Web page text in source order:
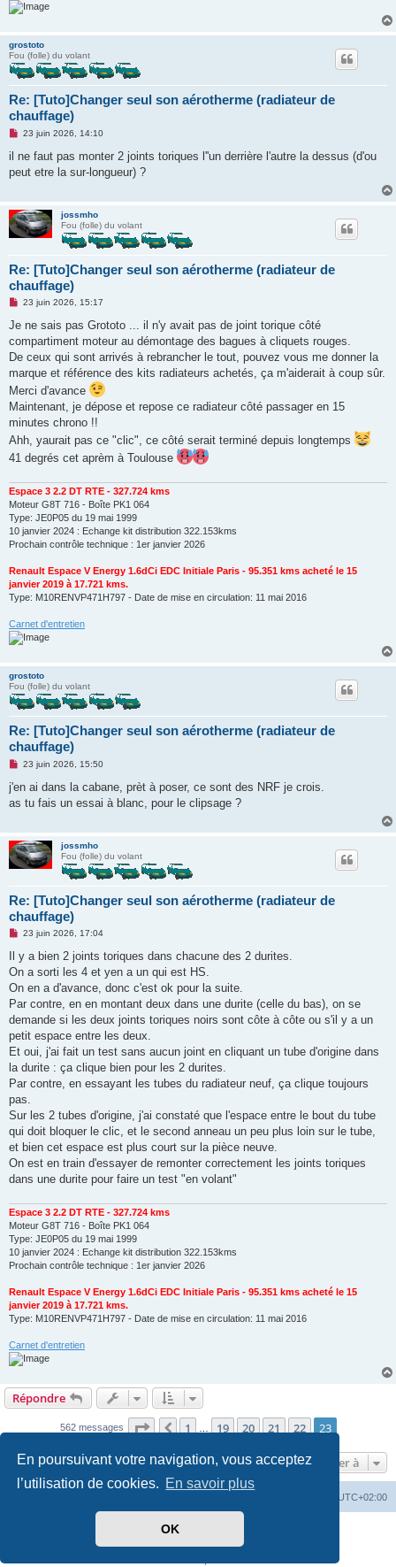
En poursuivant votre navigation, vous acceptez
l’utilisation de cookies. En savoir plus
OK
grostoto
Fou (folle) du volant
Re: [Tuto]Changer seul son aérotherme (radiateur de
chauffage)
M
s
a
o
n
l
23 juin 2026, 14:10
il ne faut pas monter 2 joints toriques l''un derrière l'autre la dessus (d'ou
peut etre la sur-longueur) ?
jossmho
Fou (folle) du volant
Re: [Tuto]Changer seul son aérotherme (radiateur de
chauffage)
M
s
a
g
n
o
n
l
u
23 juin 2026, 15:17
Je ne sais pas Grototo ... il n'y avait pas de joint torique côté
compartiment moteur au démontage des bagues à cliquets rouges.
De ceux qui sont arrivés à rebrancher le tout, pouvez vous me donner la
marque et référence des kits radiateurs achetés, ça m'aiderait à coup sûr.
Merci d'avance
Maintenant, je dépose et repose ce radiateur côté passager en 15
minutes chrono !!
Ahh, yaurait pas ce "clic", ce côté serait terminé depuis longtemps
41 degrés cet aprèm à Toulouse
Espace 3 2.2 DT RTE - 327.724 kms
Moteur G8T 716 - Boîte PK1 064
Type: JE0P05 du 19 mai 1999
10 janvier 2024 : Echange kit distribution 322.153kms
Prochain contrôle technique : 1er janvier 2026
Renault Espace V Energy 1.6dCi EDC Initiale Paris - 95.351 kms acheté le 15
janvier 2019 à 17.721 kms.
Type: M10RENVP471H797 - Date de mise en circulation: 11 mai 2016
Carnet d'entretien
grostoto
Fou (folle) du volant
Re: [Tuto]Changer seul son aérotherme (radiateur de
chauffage)
M
s
a
o
n
l
23 juin 2026, 15:50
j'en ai dans la cabane, prèt à poser, ce sont des NRF je crois.
as tu fais un essai à blanc, pour le clipsage ?
jossmho
Fou (folle) du volant
Re: [Tuto]Changer seul son aérotherme (radiateur de
chauffage)
M
s
s
a
g
n
o
l
u
23 juin 2026, 17:04
Il y a bien 2 joints toriques dans chacune des 2 durites.
On a sorti les 4 et yen a un qui est HS.
On en a d'avance, donc c'est ok pour la suite.
Par contre, en en montant deux dans une durite (celle du bas), on se
demande si les deux joints toriques noirs sont côte à côte ou s'il y a un
petit espace entre les deux.
Et oui, j'ai fait un test sans aucun joint en cliquant un tube d'origine dans
la durite : ça clique bien pour les 2 durites.
Par contre, en essayant les tubes du radiateur neuf, ça clique toujours
pas.
Sur les 2 tubes d'origine, j'ai constaté que l'espace entre le bout du tube
qui doit bloquer le clic, et le second anneau un peu plus loin sur le tube,
et bien cet espace est plus court sur la pièce neuve.
On est en train d'essayer de remonter correctement les joints toriques
dans une durite pour faire un test "en volant"
Espace 3 2.2 DT RTE - 327.724 kms
Moteur G8T 716 - Boîte PK1 064
Type: JE0P05 du 19 mai 1999
10 janvier 2024 : Echange kit distribution 322.153kms
Prochain contrôle technique : 1er janvier 2026
Renault Espace V Energy 1.6dCi EDC Initiale Paris - 95.351 kms acheté le 15
janvier 2019 à 17.721 kms.
Type: M10RENVP471H797 - Date de mise en circulation: 11 mai 2016
Carnet d'entretien
Répondre
562 messages Page 23 sur 23
Précédente
1 19 20 21 22 23
Aller à
UTC+02:00
phpBB ® Forum Software © phpBB Limited
phpBB-fr.com